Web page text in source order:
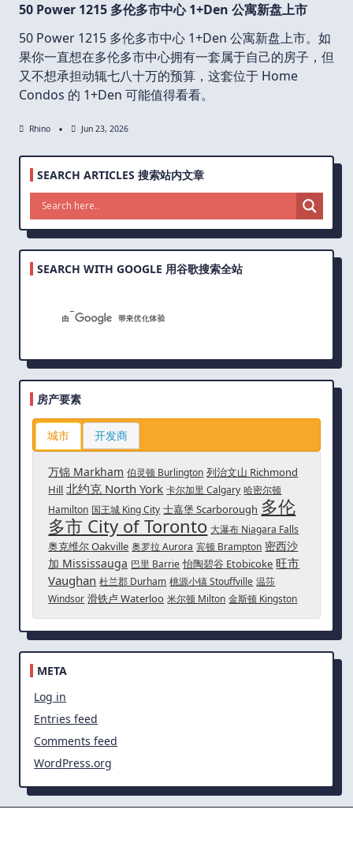
50 Power 1215 多伦多市中心 1+Den 公寓新盘上市
50 Power 1215 多伦多市中心 1+Den 公寓新盘上市。如
果你一直想在多伦多市中心拥有一套属于自己的房子，但
又不想承担动辄七八十万的预算，这套位于 Home
Condos 的 1+Den 可能值得看看。
Rhino Jun 23, 2026
SEARCH ARTICLES 搜索站内文章
SEARCH WITH GOOGLE 用谷歌搜索全站
房产要素
城市 开发商
万锦 Markham 伯灵顿 Burlington 列治文山 Richmond
Hill 北约克 North York 卡尔加里 Calgary 哈密尔顿
Hamilton 国王城 King City 士嘉堡 Scarborough 多伦
多市 City of Toronto 大瀑布 Niagara Falls
奥克维尔 Oakville 奥罗拉 Aurora 宾顿 Brampton 密西沙
加 Mississauga 巴里 Barrie 怡陶碧谷 Etobicoke 旺市
Vaughan 杜兰郡 Durham 桃源小镇 Stouffville 温莎
Windsor 滑铁卢 Waterloo 米尔顿 Milton 金斯顿 Kingston
META
Log in
Entries feed
Comments feed
WordPress.org